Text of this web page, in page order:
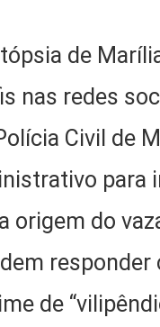
de
nas redes
Civil de
para
origem do
de